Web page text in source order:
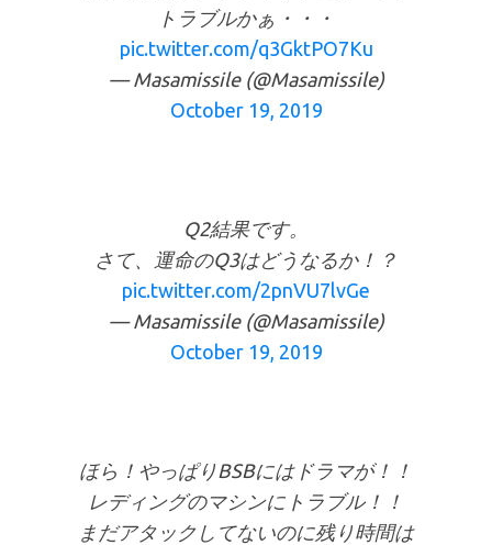
トラブルかぁ・・・
pic.twitter.com/q3GktPO7Ku
— Masamissile (@Masamissile)
October 19, 2019
Q2結果です。
さて、運命のQ3はどうなるか！？
pic.twitter.com/2pnVU7lvGe
— Masamissile (@Masamissile)
October 19, 2019
ほら！やっぱりBSBにはドラマが！！
レディングのマシンにトラブル！！
まだアタックしてないのに残り時間は